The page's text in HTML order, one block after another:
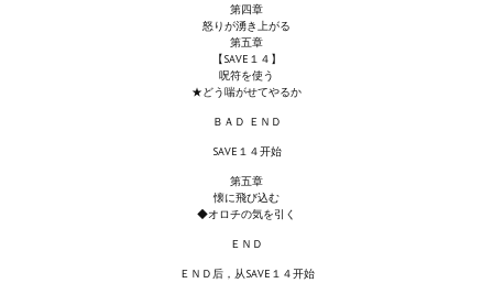
Star Wars Jedi Knight: Dark Force II
Star Wars Knights of the Old Republic 1
Star Wars Knights of the Old Republic 2
Titan Quest Immortal Throne
第四章
怒りが湧き上がる
第五章
【SAVE１４】
呪符を使う
★どう喘がせてやるか
ＢＡＤ ＥＮＤ
SAVE１４开始
第五章
懐に飛び込む
◆オロチの気を引く
ＥＮＤ
ＥＮＤ后，从SAVE１４开始